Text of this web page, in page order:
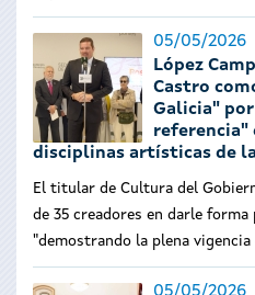
05/05/2026
López
Castro
Galicia"
referencia"
disciplinas artísticas de
El titular de Cultura del
de 35 creadores en darle forma
"demostrando la plena vigencia